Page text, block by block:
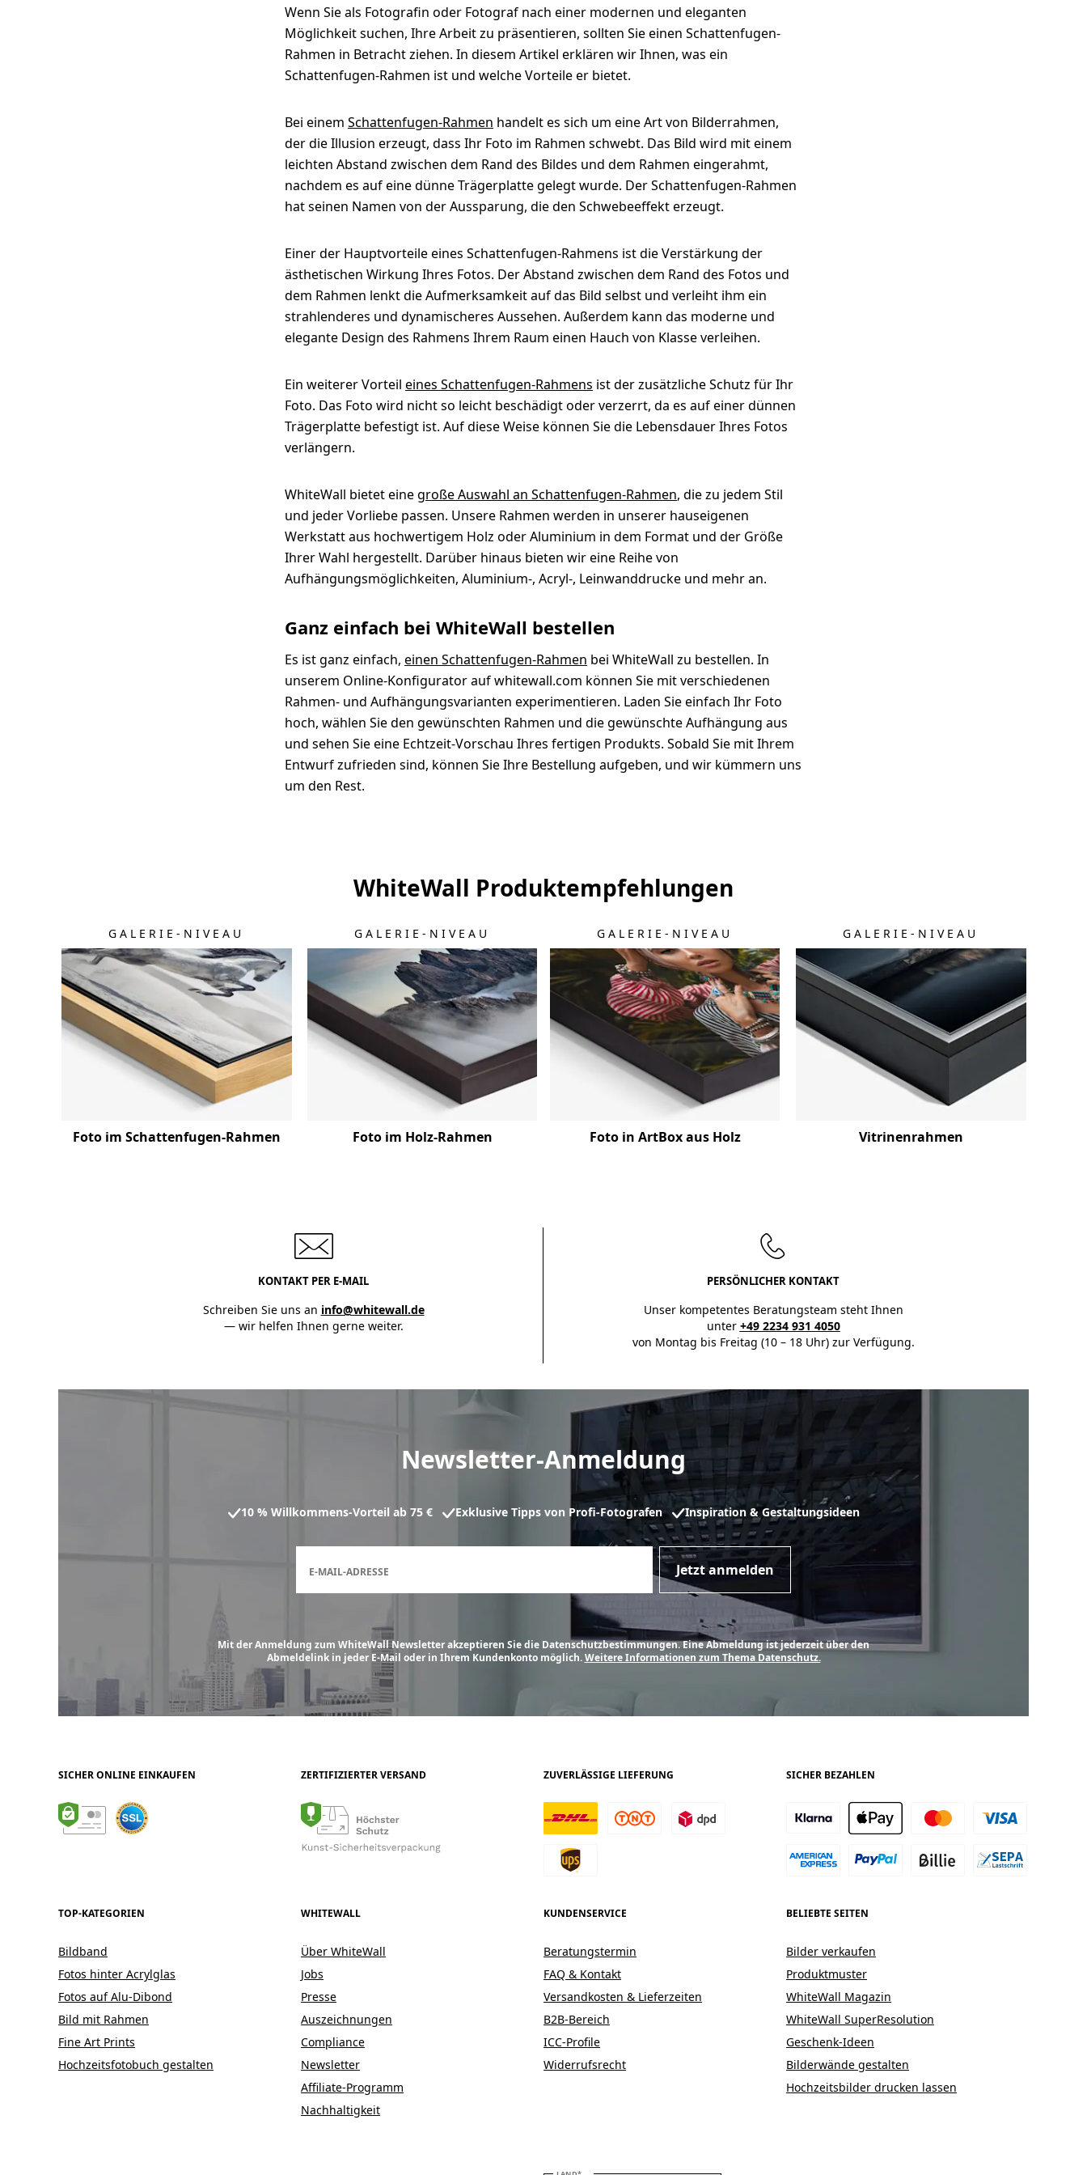
Wenn Sie als Fotografin oder Fotograf nach einer modernen und eleganten
Möglichkeit suchen, Ihre Arbeit zu präsentieren, sollten Sie einen Schattenfugen-
Rahmen in Betracht ziehen. In diesem Artikel erklären wir Ihnen, was ein
Schattenfugen-Rahmen ist und welche Vorteile er bietet.
Bei einem Schattenfugen-Rahmen handelt es sich um eine Art von Bilderrahmen,
der die Illusion erzeugt, dass Ihr Foto im Rahmen schwebt. Das Bild wird mit einem
leichten Abstand zwischen dem Rand des Bildes und dem Rahmen eingerahmt,
nachdem es auf eine dünne Trägerplatte gelegt wurde. Der Schattenfugen-Rahmen
hat seinen Namen von der Aussparung, die den Schwebeeffekt erzeugt.
Einer der Hauptvorteile eines Schattenfugen-Rahmens ist die Verstärkung der
ästhetischen Wirkung Ihres Fotos. Der Abstand zwischen dem Rand des Fotos und
dem Rahmen lenkt die Aufmerksamkeit auf das Bild selbst und verleiht ihm ein
strahlenderes und dynamischeres Aussehen. Außerdem kann das moderne und
elegante Design des Rahmens Ihrem Raum einen Hauch von Klasse verleihen.
Ein weiterer Vorteil eines Schattenfugen-Rahmens ist der zusätzliche Schutz für Ihr
Foto. Das Foto wird nicht so leicht beschädigt oder verzerrt, da es auf einer dünnen
Trägerplatte befestigt ist. Auf diese Weise können Sie die Lebensdauer Ihres Fotos
verlängern.
WhiteWall bietet einegroße Auswahl an Schattenfugen-Rahmen, die zu jedem Stil
und jeder Vorliebe passen. Unsere Rahmen werden in unserer hauseigenen
Werkstatt aus hochwertigem Holz oder Aluminium in dem Format und der Größe
Ihrer Wahl hergestellt. Darüber hinaus bieten wir eine Reihe von
Aufhängungsmöglichkeiten, Aluminium-, Acryl-, Leinwanddrucke und mehr an.
Ganz einfach bei WhiteWall bestellen
Es ist ganz einfach, einen Schattenfugen-Rahmen bei WhiteWall zu bestellen. In
unserem Online-Konfigurator auf whitewall.com können Sie mit verschiedenen
Rahmen- und Aufhängungsvarianten experimentieren. Laden Sie einfach Ihr Foto
hoch, wählen Sie den gewünschten Rahmen und die gewünschte Aufhängung aus
und sehen Sie eine Echtzeit-Vorschau Ihres fertigen Produkts. Sobald Sie mit Ihrem
Entwurf zufrieden sind, können Sie Ihre Bestellung aufgeben, und wir kümmern uns
um den Rest.
WhiteWall Produktempfehlungen
GALERIE-NIVEAU
Foto im Schattenfugen-Rahmen
GALERIE-NIVEAU
Foto im Holz-Rahmen
GALERIE-NIVEAU
Foto in ArtBox aus Holz
GALERIE-NIVEAU
Vitrinenrahmen
KONTAKT PER E-MAIL
Schreiben Sie uns an info@whitewall.de
— wir helfen Ihnen gerne weiter.
PERSÖNLICHER KONTAKT
Unser kompetentes Beratungsteam steht Ihnen
unter +49 2234 931 4050
von Montag bis Freitag (10 – 18 Uhr) zur Verfügung.
Newsletter-Anmeldung
10 % Willkommens-Vorteil ab 75 € Exklusive Tipps von Profi-Fotografen Inspiration & Gestaltungsideen
Anmeldeformular für den Newsletter
E-MAIL-ADRESSE Jetzt anmelden
Mit der Anmeldung zum WhiteWall Newsletter akzeptieren Sie die Datenschutzbestimmungen. Eine Abmeldung ist jederzeit über den
Abmeldelink in jeder E-Mail oder in Ihrem Kundenkonto möglich.Weitere Informationen zum Thema Datenschutz.
SICHER ONLINE EINKAUFEN ZERTIFIZIERTER VERSAND ZUVERLÄSSIGE LIEFERUNG SICHER BEZAHLEN
TOP-KATEGORIEN
Bildband
Fotos hinter Acrylglas
Fotos auf Alu-Dibond
Bild mit Rahmen
Fine Art Prints
Hochzeitsfotobuch gestalten
WHITEWALL
Über WhiteWall
Jobs
Presse
Auszeichnungen
Compliance
Newsletter
Affiliate-Programm
Nachhaltigkeit
KUNDENSERVICE
Beratungstermin
FAQ & Kontakt
Versandkosten & Lieferzeiten
B2B-Bereich
ICC-Profile
Widerrufsrecht
BELIEBTE SEITEN
Bilder verkaufen
Produktmuster
WhiteWall Magazin
WhiteWall SuperResolution
Geschenk-Ideen
Bilderwände gestalten
Hochzeitsbilder drucken lassen